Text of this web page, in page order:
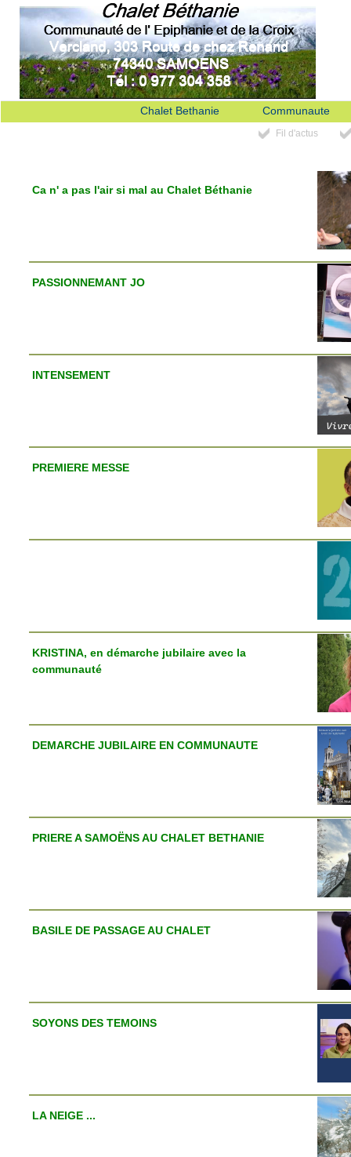
Chalet Bethanie Communaute
Fil d'actus
Ca n' a pas l'air si mal au Chalet Béthanie
PASSIONNEMANT JO
INTENSEMENT
PREMIERE MESSE
KRISTINA, en démarche jubilaire avec la
communauté
DEMARCHE JUBILAIRE EN COMMUNAUTE
PRIERE A SAMOËNS AU CHALET BETHANIE
BASILE DE PASSAGE AU CHALET
SOYONS DES TEMOINS
LA NEIGE ...